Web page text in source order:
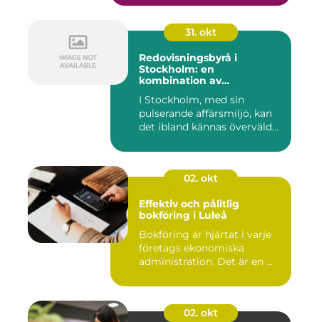
31. okt
Redovisningsbyrå i
Stockholm: en
kombination av
personlig service
I Stockholm, med sin
pulserande affärsmiljö, kan
det ibland kännas överväld...
02. okt
Effektiv och pålitlig
bokföring i Luleå
Bokföring är hjärtat i varje
företags ekonomiska
administration. Det är en ...
02. okt